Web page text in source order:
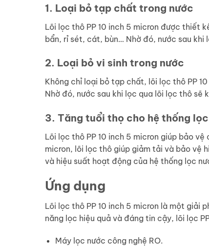
1. Loại bỏ tạp chất trong nước
Lõi lọc thô PP 10 inch 5 micron được thiết
bẩn, rỉ sét, cát, bùn… Nhờ đó, nước sau
2. Loại bỏ vi sinh trong nước
Không chỉ loại bỏ tạp chất, lõi lọc thô PP
Nhờ đó, nước sau khi lọc qua lõi lọc thô sẽ
3. Tăng tuổi thọ cho hệ thống
Lõi lọc thô PP 10 inch 5 micron giúp bảo
micron, lõi lọc thô giúp giảm tải và bảo vệ
và hiệu suất hoạt động của hệ thống lọc
Ứng dụng
Lõi lọc thô PP 10 inch 5 micron là một giải
năng lọc hiệu quả và đáng tin cậy, lõi lọc
Máy lọc nước công nghệ RO.